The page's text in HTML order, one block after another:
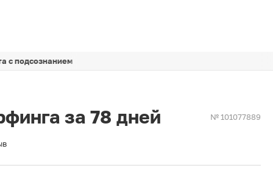
с подсознанием
за 78 дней № 101077889